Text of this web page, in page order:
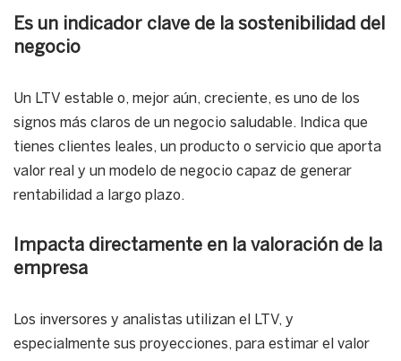
Es un indicador clave de la sostenibilidad del
negocio
Un LTV estable o, mejor aún, creciente, es uno de los
signos más claros de un negocio saludable. Indica que
tienes clientes leales, un producto o servicio que aporta
valor real y un modelo de negocio capaz de generar
rentabilidad a largo plazo.
Impacta directamente en la valoración de la
empresa
Los inversores y analistas utilizan el LTV, y
especialmente sus proyecciones, para estimar el valor